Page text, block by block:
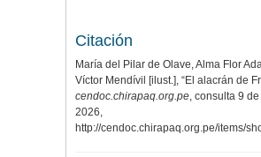
Citación
María del Pilar de Olave, Alma Flor
Víctor Mendívil [ilust.], “El alacrán de
cendoc.chirapaq.org.pe, consulta 9
2026,
http://cendoc.chirapaq.org.pe/items/